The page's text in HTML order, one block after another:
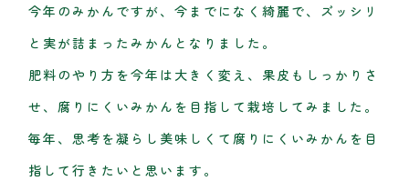
今年のみかんですが、今までになく綺麗で、ズッシリ
と実が詰まったみかんとなりました。
肥料のやり方を今年は大きく変え、果皮もしっかりさ
せ、腐りにくいみかんを目指して栽培してみました。
毎年、思考を凝らし美味しくて腐りにくいみかんを目
指して行きたいと思います。